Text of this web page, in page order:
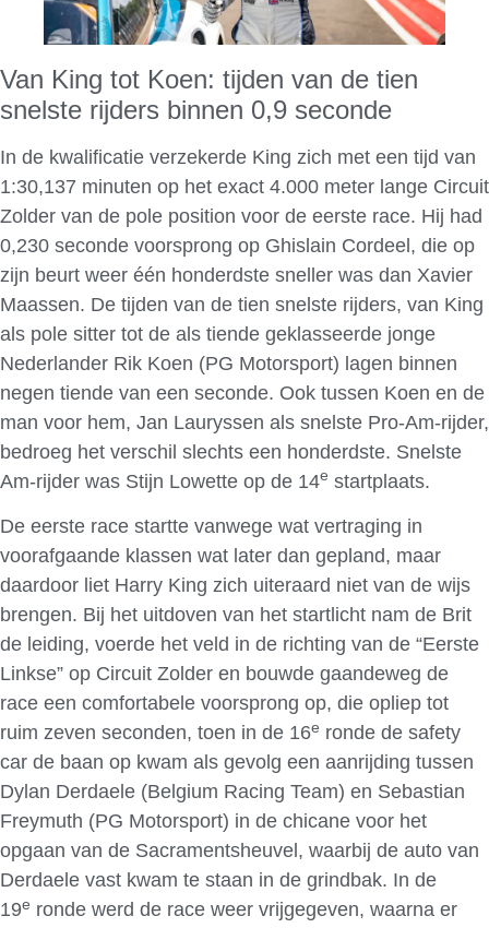
Van King tot Koen: tijden van de tien
snelste rijders binnen 0,9 seconde
In de kwalificatie verzekerde King zich met een tijd van
1:30,137 minuten op het exact 4.000 meter lange Circuit
Zolder van de pole position voor de eerste race. Hij had
0,230 seconde voorsprong op Ghislain Cordeel, die op
zijn beurt weer één honderdste sneller was dan Xavier
Maassen. De tijden van de tien snelste rijders, van King
als pole sitter tot de als tiende geklasseerde jonge
Nederlander Rik Koen (PG Motorsport) lagen binnen
negen tiende van een seconde. Ook tussen Koen en de
man voor hem, Jan Lauryssen als snelste Pro-Am-rijder,
bedroeg het verschil slechts een honderdste. Snelste
Am-rijder was Stijn Lowette op de 14e startplaats.
De eerste race startte vanwege wat vertraging in
voorafgaande klassen wat later dan gepland, maar
daardoor liet Harry King zich uiteraard niet van de wijs
brengen. Bij het uitdoven van het startlicht nam de Brit
de leiding, voerde het veld in de richting van de “Eerste
Linkse” op Circuit Zolder en bouwde gaandeweg de
race een comfortabele voorsprong op, die opliep tot
ruim zeven seconden, toen in de 16e ronde de safety
car de baan op kwam als gevolg een aanrijding tussen
Dylan Derdaele (Belgium Racing Team) en Sebastian
Freymuth (PG Motorsport) in de chicane voor het
opgaan van de Sacramentsheuvel, waarbij de auto van
Derdaele vast kwam te staan in de grindbak. In de
19e ronde werd de race weer vrijgegeven, waarna er